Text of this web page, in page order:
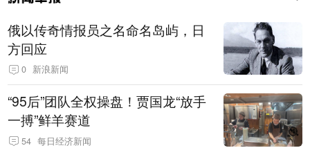
俄以传奇情报员之名命名岛屿，日
方回应
0 新浪新闻
“95后”团队全权操盘！贾国龙“放手
一搏”鲜羊赛道
54 每日经济新闻